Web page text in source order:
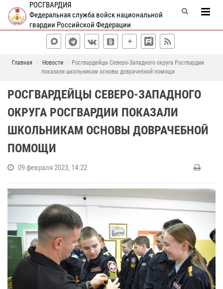
РОСГВАРДИЯ
Федеральная служба войск национальной
гвардии Российской Федерации
Главная Новости
Росгвардейцы Северо-Западного округа Росгвардии
показали школьникам основы доврачебной помощи
РОСГВАРДЕЙЦЫ СЕВЕРО-ЗАПАДНОГО
ОКРУГА РОСГВАРДИИ ПОКАЗАЛИ
ШКОЛЬНИКАМ ОСНОВЫ ДОВРАЧЕБНОЙ
ПОМОЩИ
09 февраля 2023, 14:22